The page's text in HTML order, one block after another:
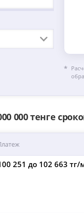
000 тенге
251 до 102 663 тг/